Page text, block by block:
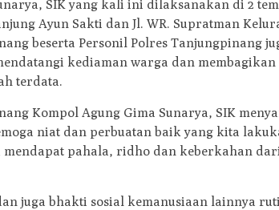
SIK yang kali ini dilaksanakan di 2
Ayun Sakti dan Jl. WR. Supratman
beserta Personil Polres Tanjungpinang
kediaman warga dan membagikan
terdata.
Kompol Agung Gima Sunarya, SIK
niat dan perbuatan baik yang kita
mendapat pahala, ridho dan keberkahan
juga bhakti sosial kemanusiaan lainnya